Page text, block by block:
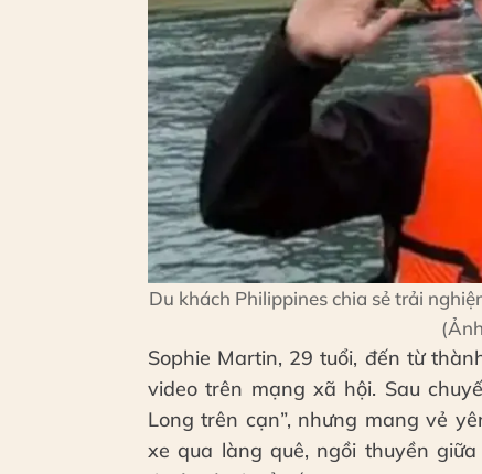
Du khách Philippines chia sẻ trải
Sophie Martin, 29 tuổi, đến từ
video trên mạng xã hội. Sau
Long trên cạn”, nhưng mang vẻ
xe qua làng quê, ngồi thuyền